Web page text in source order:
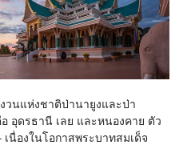
วนแห่งชาติป่านายูงและป่า
อุดรธานี เลย และหนองคาย ตัว
นื่องในโอกาสพระบาทสมเด็จ